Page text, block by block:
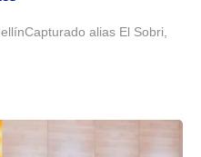
alias El Sobri,